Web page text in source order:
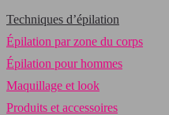
Techniques d’épilation
Épilation par zone du corps
Épilation pour hommes
Maquillage et look
Produits et accessoires